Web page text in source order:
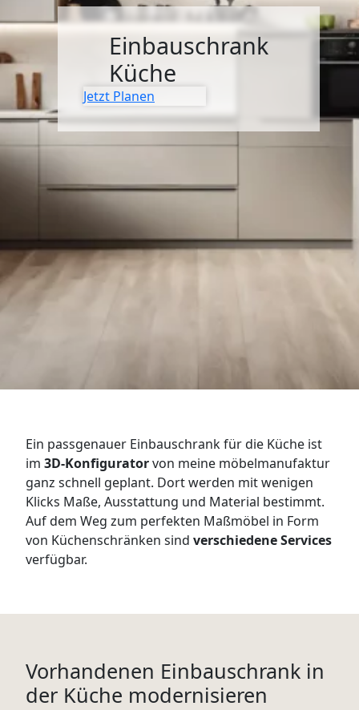
Einbauschrank
Küche
Jetzt Planen
Ein passgenauer Einbauschrank für die Küche ist
im 3D-Konfiguratorvon meine möbelmanufaktur
ganz schnell geplant. Dort werden mit wenigen
Klicks Maße, Ausstattung und Material bestimmt.
Auf dem Weg zum perfekten Maßmöbel in Form
von Küchenschränken sind verschiedene Services
verfügbar.
Vorhandenen Einbauschrank in
der Küche modernisieren
SIDEBOARDS
LOWBOARDS
TV-MÖBEL
FLURMÖBEL
ECKLÖSUNGEN
ALLE ANZEIGEN